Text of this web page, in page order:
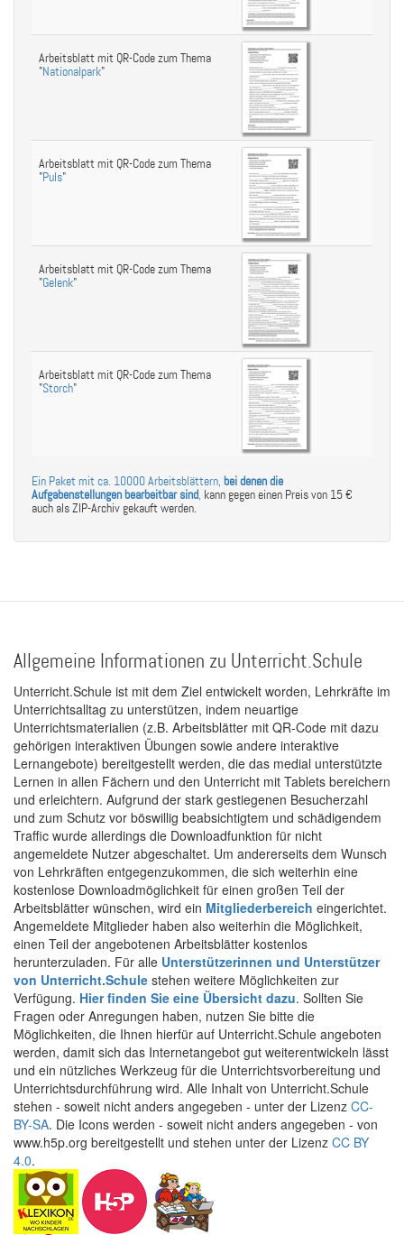
Arbeitsblatt mit QR-Code zum Thema
"Nationalpark"
Arbeitsblatt mit QR-Code zum Thema
"Puls"
Arbeitsblatt mit QR-Code zum Thema
"Gelenk"
Arbeitsblatt mit QR-Code zum Thema
"Storch"
Ein Paket mit ca. 10000 Arbeitsblättern, bei denen die
Aufgabenstellungen bearbeitbar sind, kann gegen einen Preis von 15 €
auch als ZIP-Archiv gekauft werden.
Allgemeine Informationen zu Unterricht.Schule
Unterricht.Schule ist mit dem Ziel entwickelt worden, Lehrkräfte im
Unterrichtsalltag zu unterstützen, indem neuartige
Unterrichtsmaterialien (z.B. Arbeitsblätter mit QR-Code mit dazu
gehörigen interaktiven Übungen sowie andere interaktive
Lernangebote) bereitgestellt werden, die das medial unterstützte
Lernen in allen Fächern und den Unterricht mit Tablets bereichern
und erleichtern. Aufgrund der stark gestiegenen Besucherzahl
und zum Schutz vor böswillig beabsichtigtem und schädigendem
Traffic wurde allerdings die Downloadfunktion für nicht
angemeldete Nutzer abgeschaltet. Um andererseits dem Wunsch
von Lehrkräften entgegenzukommen, die sich weiterhin eine
kostenlose Downloadmöglichkeit für einen großen Teil der
Arbeitsblätter wünschen, wird ein Mitgliederbereich eingerichtet.
Angemeldete Mitglieder haben also weiterhin die Möglichkeit,
einen Teil der angebotenen Arbeitsblätter kostenlos
herunterzuladen. Für alle Unterstützerinnen und Unterstützer
von Unterricht.Schule stehen weitere Möglichkeiten zur
Verfügung. Hier finden Sie eine Übersicht dazu. Sollten Sie
Fragen oder Anregungen haben, nutzen Sie bitte die
Möglichkeiten, die Ihnen hierfür auf Unterricht.Schule angeboten
werden, damit sich das Internetangebot gut weiterentwickeln lässt
und ein nützliches Werkzeug für die Unterrichtsvorbereitung und
Unterrichtsdurchführung wird. Alle Inhalt von Unterricht.Schule
stehen - soweit nicht anders angegeben - unter der Lizenz CC-
BY-SA. Die Icons werden - soweit nicht anders angegeben - von
www.h5p.org bereitgestellt und stehen unter der Lizenz CC BY
4.0.